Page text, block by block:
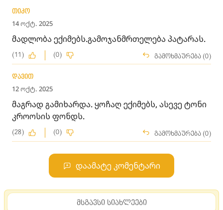
თიკო
14 ოქტ. 2025
მადლობა ექიმებს.გამოჯანმრთელება პატარას.
(11) (0) გამოხმაურება (0)
დავით
12 ოქტ. 2025
მაგრად გამიხარდა. ყოჩაღ ექიმებს, ასევე ტონი
კროოსის ფონდს.
(28) (0) გამოხმაურება (0)
დაამატე კომენტარი
მსგავსი სიახლეები